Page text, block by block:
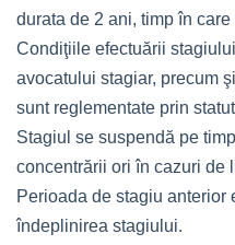
durata de 2 ani, timp în
Condiţiile efectuării
avocatului stagiar, precum
sunt reglementate prin
Stagiul se suspendă pe
concentrării ori în cazuri de
Perioada de stagiu anterior
îndeplinirea stagiului.